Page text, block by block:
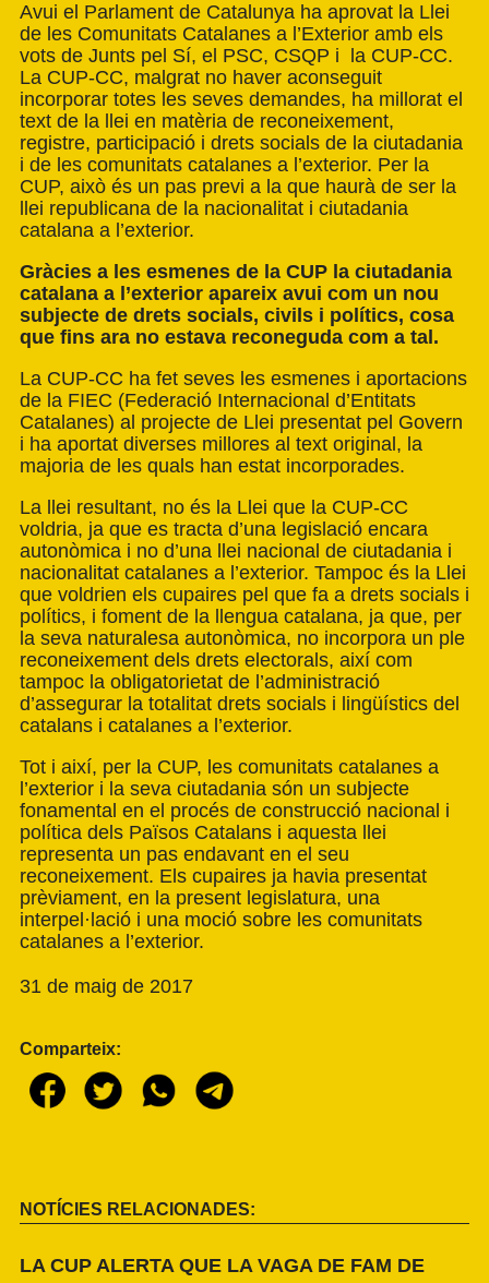
Avui el Parlament de Catalunya ha aprovat la Llei
de les Comunitats Catalanes a l’Exterior amb els
vots de Junts pel Sí, el PSC, CSQP i la CUP-CC.
La CUP-CC, malgrat no haver aconseguit
incorporar totes les seves demandes, ha millorat el
text de la llei en matèria de reconeixement,
registre, participació i drets socials de la ciutadania
i de les comunitats catalanes a l’exterior. Per la
CUP, això és un pas previ a la que haurà de ser la
llei republicana de la nacionalitat i ciutadania
catalana a l’exterior.
Gràcies a les esmenes de la CUP la ciutadania
catalana a l’exterior apareix avui com un nou
subjecte de drets socials, civils i polítics, cosa
que fins ara no estava reconeguda com a tal.
La CUP-CC ha fet seves les esmenes i aportacions
de la FIEC (Federació Internacional d’Entitats
Catalanes) al projecte de Llei presentat pel Govern
i ha aportat diverses millores al text original, la
majoria de les quals han estat incorporades.
La llei resultant, no és la Llei que la CUP-CC
voldria, ja que es tracta d’una legislació encara
autonòmica i no d’una llei nacional de ciutadania i
nacionalitat catalanes a l’exterior. Tampoc és la Llei
que voldrien els cupaires pel que fa a drets socials i
polítics, i foment de la llengua catalana, ja que, per
la seva naturalesa autonòmica, no incorpora un ple
reconeixement dels drets electorals, així com
tampoc la obligatorietat de l’administració
d’assegurar la totalitat drets socials i lingüístics del
catalans i catalanes a l’exterior.
Tot i així, per la CUP, les comunitats catalanes a
l’exterior i la seva ciutadania són un subjecte
fonamental en el procés de construcció nacional i
política dels Països Catalans i aquesta llei
representa un pas endavant en el seu
reconeixement. Els cupaires ja havia presentat
prèviament, en la present legislatura, una
interpel·lació i una moció sobre les comunitats
catalanes a l’exterior.
31 de maig de 2017
Comparteix:
NOTÍCIES RELACIONADES:
LA CUP ALERTA QUE LA VAGA DE FAM DE